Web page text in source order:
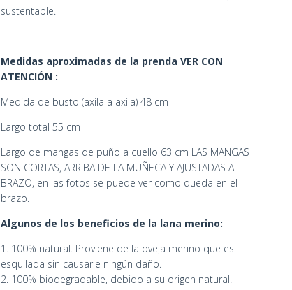
sustentable.
Medidas aproximadas de la prenda VER CON
ATENCIÓN :
Medida de busto (axila a axila) 48 cm
Largo total 55 cm
Largo de mangas de puño a cuello 63 cm LAS MANGAS
SON CORTAS, ARRIBA DE LA MUÑECA Y AJUSTADAS AL
BRAZO, en las fotos se puede ver como queda en el
brazo.
Algunos de los beneficios de la lana merino:
1. 100% natural. Proviene de la oveja merino que es
esquilada sin causarle ningún daño.
2. 100% biodegradable, debido a su origen natural.